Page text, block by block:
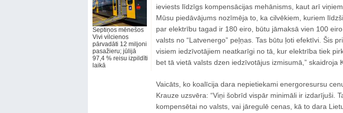
Septiņos mēnešos
Vivi vilcienos
pārvadāti 12 miljoni
pasažieru; jūlijā
97,4 % reisu izpildīti
laikā
ieviests līdzīgs kompensācijas mehānisms, kaut arī
Mūsu piedāvājums nozīmēja to, ka cilvēkiem, kuriem
par elektrību tagad ir 180 eiro, būtu jāmaksā vien 100
valsts no “Latvenergo” peļņas. Tas būtu ļoti efektīvi. Šis
visiem iedzīvotājiem neatkarīgi no tā, kur elektrība tiek
bet tā vietā valsts dzen iedzīvotājus izmisumā,” skaidroja
Vaicāts, ko koalīcija dara nepietiekami energoresursu
Krauze uzsvēra: “Viņi šobrīd vispār minimāli ir izdarījuši.
kompensētai no valsts, vai jāregulē cenas, kā to dara